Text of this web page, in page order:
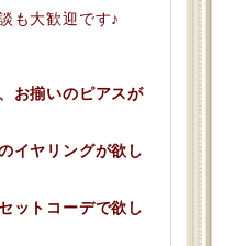
も大歓迎です♪
お揃いのピアスが
イヤリングが欲し
ットコーデで欲し